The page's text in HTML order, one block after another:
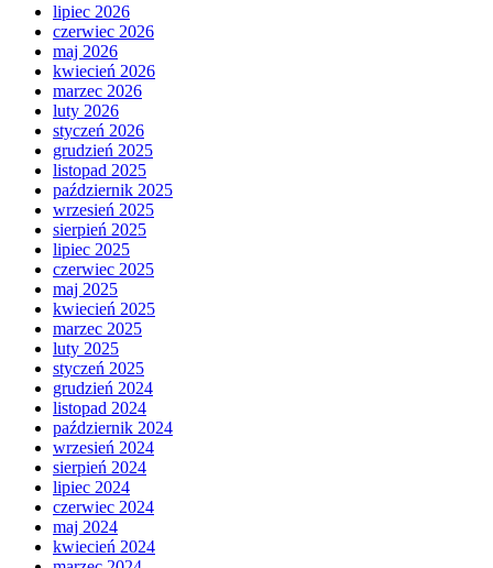
lipiec 2026
czerwiec 2026
maj 2026
kwiecień 2026
marzec 2026
luty 2026
styczeń 2026
grudzień 2025
listopad 2025
październik 2025
wrzesień 2025
sierpień 2025
lipiec 2025
czerwiec 2025
maj 2025
kwiecień 2025
marzec 2025
luty 2025
styczeń 2025
grudzień 2024
listopad 2024
październik 2024
wrzesień 2024
sierpień 2024
lipiec 2024
czerwiec 2024
maj 2024
kwiecień 2024